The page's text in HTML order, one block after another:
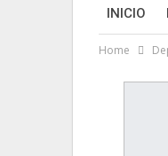
INICIO
Home